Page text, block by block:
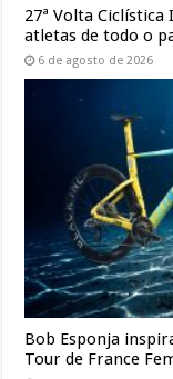
27ª Volta
atletas de todo o
6 de agosto de 2026
Bob Esponja
Tour de France